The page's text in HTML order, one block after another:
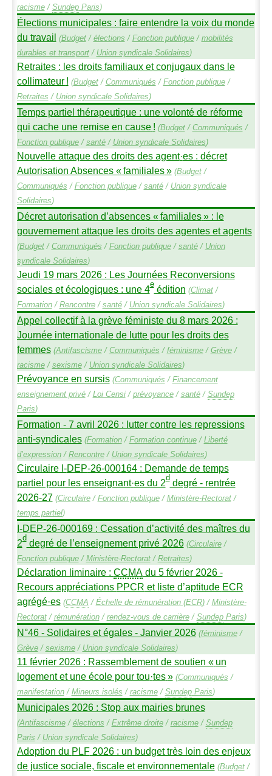
racisme/ SundepParis)
Élections municipales : faire entendre la voix du monde
du travail (Budget/ élections / Fonction publique/ mobilités
durables et transport/ Union syndicale Solidaires)
Retraites : les droits familiaux et conjugaux dans le
collimateur ! (Budget/ Communiqués / Fonction publique/
Retraites / Union syndicale Solidaires)
Temps partiel thérapeutique : une volonté de réforme
qui cache une remise en cause ! (Budget/ Communiqués /
Fonction publique/ santé/ Union syndicale Solidaires)
Nouvelle attaque des droits des agent·es : décret
Autorisation Absences «familiales» (Budget/
Communiqués / Fonction publique/ santé/ Union syndicale
Solidaires)
Décret autorisation d’absences « familiales» : le
gouvernement attaque les droits des agentes et agents
(Budget/ Communiqués / Fonction publique/ santé/ Union
syndicale Solidaires)
Jeudi 19 mars 2026 : Les Journées Reconversions
sociales et écologiques : une 4eédition (Climat/
Formation/ Rencontre/ santé/ Union syndicale Solidaires)
Appel collectif à la grève féministe du 8 mars 2026 :
Journée internationale de lutte pour les droits des
femmes (Antifascisme/ Communiqués / féminisme/ Grève/
racisme/ sexisme/ Union syndicale Solidaires)
Prévoyance en sursis (Communiqués / Financement
enseignement privé/ Loi Censi/ prévoyance/ santé/ Sundep
Paris)
Formation - 7 avril 2026 : lutter contre les repressions
anti-syndicales (Formation/ Formation continue/ Liberté
d’expression/ Rencontre/ Union syndicale Solidaires)
Circulaire I-DEP-26-000164 : Demande de temps
partiel pour les enseignant·es du 2ddegré - rentrée
2026-27 (Circulaire/ Fonction publique/ Ministère-Rectorat/
temps partiel)
I-DEP-26-000169 : Cessation d’activité des maîtres du
2ddegré de l’enseignement privé 2026 (Circulaire/
Fonction publique/ Ministère-Rectorat/ Retraites)
Déclaration liminaire : CCMAdu 5 février 2026 -
Recours appréciations PPCR et liste d’aptitude ECR
agrégé·es (CCMA / Échelle de rémunération (ECR)/ Ministère-
Rectorat/ rémunération/ rendez-vous de carrière/ SundepParis)
N°46 - Solidaires et égales - Janvier 2026 (féminisme/
Grève/ sexisme/ Union syndicale Solidaires)
11 février 2026 : Rassemblement de soutien « un
logement et une école pour tou·tes» (Communiqués /
manifestation/ Mineurs isolés / racisme/ SundepParis)
Municipales 2026 : Stop aux mairies brunes
(Antifascisme/ élections / Extrême droite/ racisme/ Sundep
Paris / Union syndicale Solidaires)
Adoption du PLF2026 : un budget très loin des enjeux
de justice sociale, fiscale et environnementale (Budget/